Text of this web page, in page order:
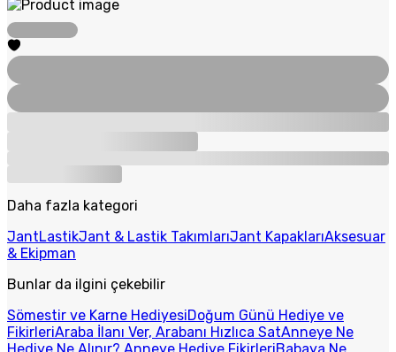
Daha fazla kategori
JantLastikJant & Lastik TakımlarıJant KapaklarıAksesuar
& Ekipman
Bunlar da ilgini çekebilir
Sömestir ve Karne HediyesiDoğum Günü Hediye ve
FikirleriAraba İlanı Ver, Arabanı Hızlıca SatAnneye Ne